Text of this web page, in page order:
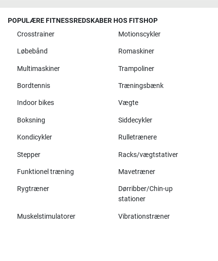
POPULÆRE FITNESSREDSKABER HOS FITSHOP
Crosstrainer
Motionscykler
Løbebånd Romaskiner
Multimaskiner Trampoliner
Bordtennis Træningsbænk
Indoor bikes Vægte
Boksning Siddecykler
Kondicykler Rulletrænere
Stepper Racks/vægtstativer
Funktionel træning Mavetræner
Rygtræner
Dørribber/Chin-up
stationer
Muskelstimulatorer Vibrationstræner